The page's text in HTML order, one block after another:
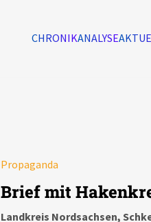
CHRONIKANALYSE
Propaganda
Brief mit
Landkreis Nordsachsen,